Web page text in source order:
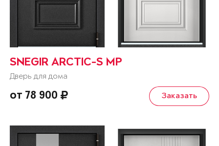
SNEGIR ARCTIC-S MP
Дверь для дома
от 78 900 Заказать